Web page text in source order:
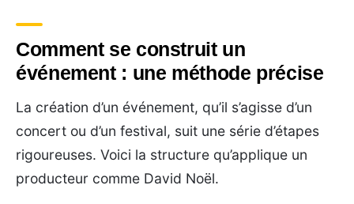
Comment se construit un
événement : une méthode précise
La création d’un événement, qu’il s’agisse d’un
concert ou d’un festival, suit une série d’étapes
rigoureuses. Voici la structure qu’applique un
producteur comme David Noël.